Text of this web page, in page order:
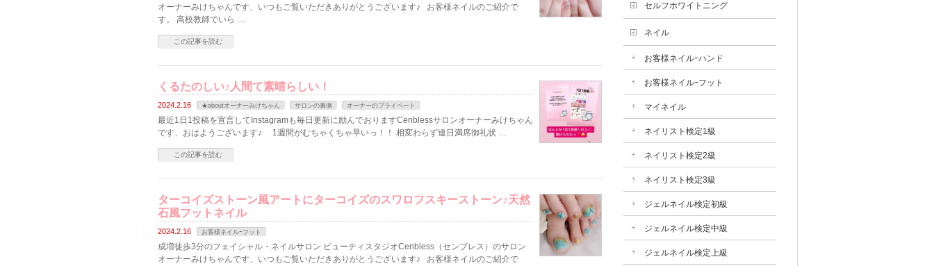
オーナーみけちゃんです、いつもご覧いただきありがとうございます♪ お客様ネイルのご紹介で
す。 高校教師でいら …
この記事を読む
くるたのしい♪人間て素晴らしい！
2024.2.16 ★aboutオーナーみけちゃん サロンの裏側 オーナーのプライベート
最近1日1投稿を宣言してInstagramも毎日更新に励んでおりますCenblessサロンオーナーみけちゃん
です、おはようございます♪ 1週間がむちゃくちゃ早いっ！！ 相変わらず連日満席御礼状 …
この記事を読む
ターコイズストーン風アートにターコイズのスワロフスキーストーン♪天然
石風フットネイル
2024.2.16 お客様ネイルｰフット
成増徒歩3分のフェイシャル・ネイルサロン ビューティスタジオCenbless（センブレス）のサロン
オーナーみけちゃんです、いつもご覧いただきありがとうございます♪ お客様ネイルのご紹介で
セルフホワイトニング
ネイル
お客様ネイルｰハンド
お客様ネイルｰフット
マイネイル
ネイリスト検定1級
ネイリスト検定2級
ネイリスト検定3級
ジェルネイル検定初級
ジェルネイル検定中級
ジェルネイル検定上級